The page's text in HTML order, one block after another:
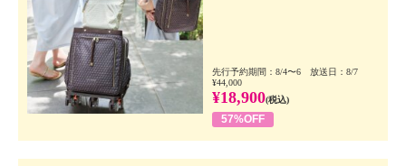
先行予約期間：8/4〜6 放送日：8/7
¥44,000
¥18,900(税込)
57%OFF